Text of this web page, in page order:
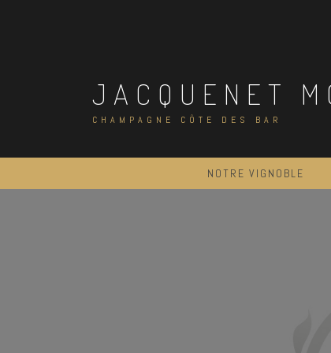
JACQUENET
CHAMPAGNE CÔTE DES BAR
NOTRE VIGNOBLE